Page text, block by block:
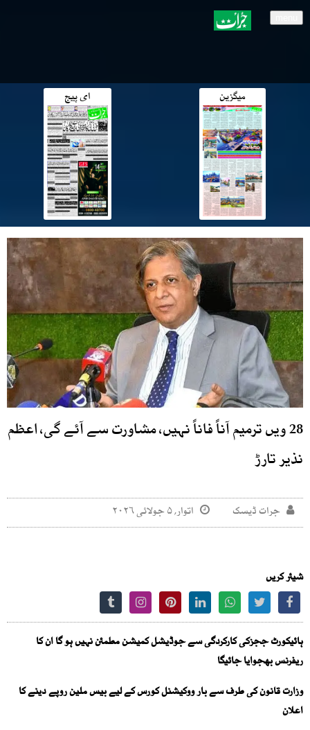
میگزین ای پیج
28 ویں ترمیم آناً فاناً نہیں، مشاورت سے آئے گی، اعظم
نذیر تارڑ
جرات ڈیسک اتوار, ۵ جولائی ۲۰۲۶
شیئر کریں
ہائیکورٹ ججزکی کارکردگی سے جوڈیشل کمیشن مطمئن نہیں ہو گا ان کا
ریفرنس بھجوایا جائیگا
وزارت قانون کی طرف سے بار ووکیشنل کورس کے لیے بیس ملین روپے دینے کا
اعلان